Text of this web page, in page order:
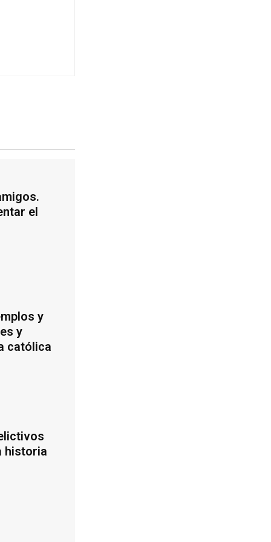
el
y
y
católica
historia